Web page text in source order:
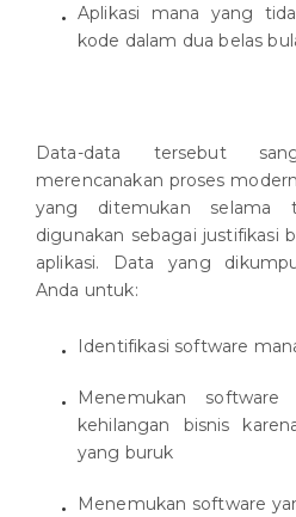
Aplikasi mana yang
kode dalam dua belas
Data-data tersebut
merencanakan proses
yang ditemukan selama
digunakan sebagai justifikasi
aplikasi. Data yang
Anda untuk:
Identifikasi software
Menemukan
kehilangan bisnis
yang buruk
Menemukan software